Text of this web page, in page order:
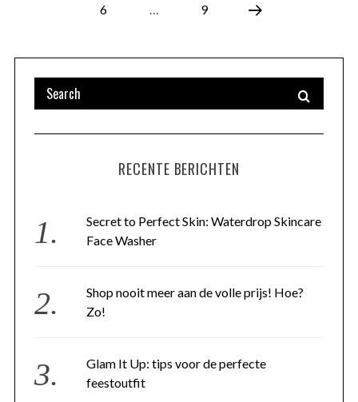
6 … 9
RECENTE BERICHTEN
Secret to Perfect Skin: Waterdrop Skincare
Face Washer
Shop nooit meer aan de volle prijs! Hoe?
Zo!
Glam It Up: tips voor de perfecte
feestoutfit